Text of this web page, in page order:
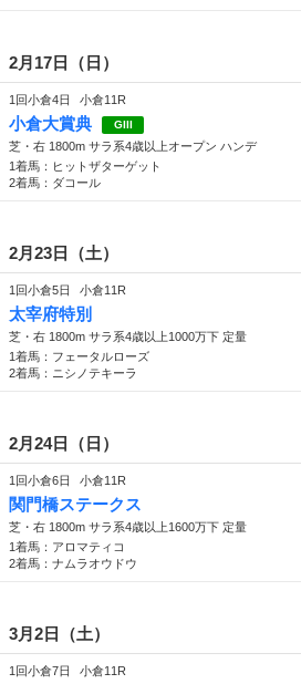
2月17日（日）
1回小倉4日 小倉11R
小倉大賞典 GIII
芝・右 1800m サラ系4歳以上オープン ハンデ
1着馬：ヒットザターゲット
2着馬：ダコール
2月23日（土）
1回小倉5日 小倉11R
太宰府特別
芝・右 1800m サラ系4歳以上1000万下 定量
1着馬：フェータルローズ
2着馬：ニシノテキーラ
2月24日（日）
1回小倉6日 小倉11R
関門橋ステークス
芝・右 1800m サラ系4歳以上1600万下 定量
1着馬：アロマティコ
2着馬：ナムラオウドウ
3月2日（土）
1回小倉7日 小倉11R